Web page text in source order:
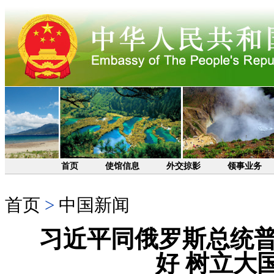
首页 使馆信息 外交掠影 领事业务
首页 > 中国新闻
习近平同俄罗斯总统
好 树立大